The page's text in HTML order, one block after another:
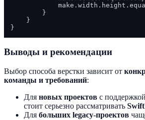
        }
    }
Выводы и рекомендации
Выбор способа верстки зависит от
команды и требований:
Для новых проектов с
стоит серьезно рассматривать
Для больших legacy-проектов